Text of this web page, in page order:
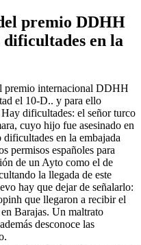
premio DDHH
en la
premio internacional DDHH
el 10-D.. y para ello
dificultades: el señor turco
cuyo hijo fue asesinado en
en la embajada
permisos españoles para
de un Ayto como el de
la llegada de este
hay que dejar de señalarlo:
que llegaron a recibir el
Barajas. Un maltrato
desconoce las